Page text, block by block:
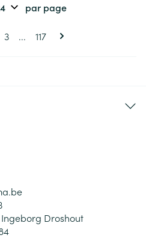
Pages
actuellement la page
Page
3 ... Page
117
par page
Ingeborg Droshout